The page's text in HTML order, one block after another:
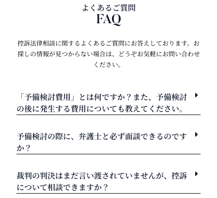
よくあるご質問
FAQ
控訴法律相談に関するよくあるご質問にお答えしております。お
探しの情報が見つからない場合は、どうぞお気軽にお問い合わせ
ください。
「予備検討費用」とは何ですか？また、予備検討
の後に発生する費用についても教えてください。
予備検討の際に、弁護士と必ず面談できるのです
か？
裁判の判決はまだ言い渡されていませんが、控訴
について相談できますか？